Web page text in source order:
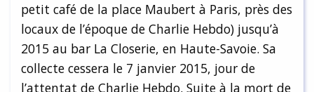
petit café de la place Maubert à Paris, près des
locaux de l’époque de Charlie Hebdo) jusqu’à
2015 au bar La Closerie, en Haute-Savoie. Sa
collecte cessera le 7 janvier 2015, jour de
l’attentat de Charlie Hebdo. Suite à la mort de